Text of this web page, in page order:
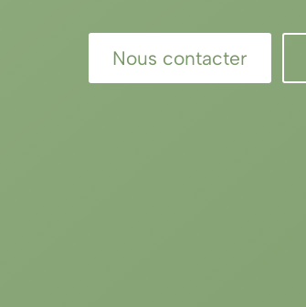
Nous contacter